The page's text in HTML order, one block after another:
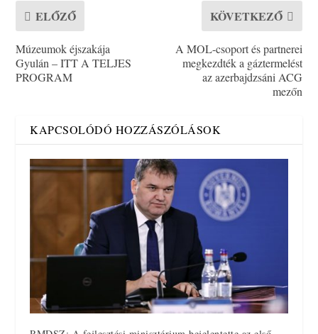
ELŐZŐ
Múzeumok éjszakája
Gyulán – ITT A TELJES
PROGRAM
KÖVETKEZŐ
A MOL-csoport és partnerei
megkezdték a gáztermelést
az azerbajdzsáni ACG
mezőn
KAPCSOLÓDÓ HOZZÁSZÓLÁSOK